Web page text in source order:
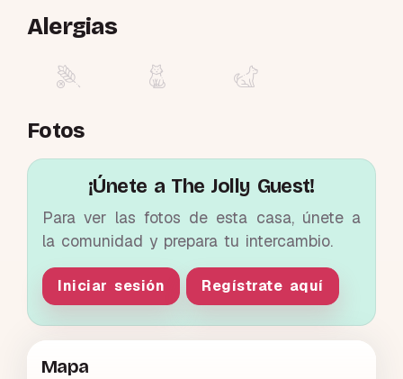
Alergias
Fotos
¡Únete a The Jolly Guest!
Para ver las fotos de esta casa, únete a
la comunidad y prepara tu intercambio.
Iniciar sesión Regístrate aquí
Mapa